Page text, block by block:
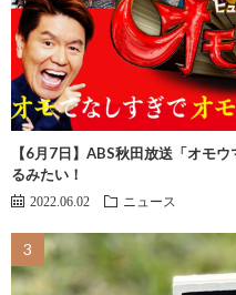
【6月7日】ABS秋田放送「オモ
るみたい！
2022.06.02 ニュース